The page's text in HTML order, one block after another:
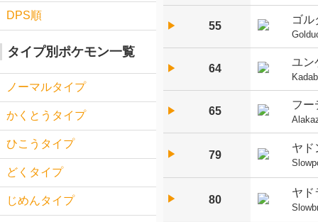
▶︎ 55
ゴル
▶︎ 64
ユン
▶︎ 65
フー
▶︎ 79
ヤド
▶︎ 80
ヤド
DPS順
タイプ別ポケモン一覧
ノーマルタイプ
かくとうタイプ
ひこうタイプ
どくタイプ
じめんタイプ